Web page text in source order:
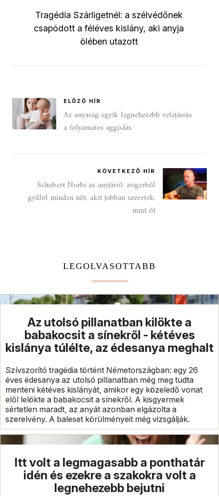
Tragédia Szárligetnél: a szélvédőnek
csapódott a féléves kislány, aki anyja
ölében utazott
ELŐZŐ HÍR
Az anyaság egyik legnehezebb velejárója
a folyamatos aggódás
KÖVETKEZŐ HÍR
Schobert Norbi az anyjáról: zsigerből
gyűlöl minden nőt, akit jobban szeretek,
mint őt
LEGOLVASOTTABB
Az utolsó pillanatban kilökte a
babakocsit a sínekről - kétéves
kislánya túlélte, az édesanya meghalt
Szívszorító tragédia történt Németországban: egy 26
éves édesanya az utolsó pillanatban még meg tudta
menteni kétéves kislányát, amikor egy közeledő vonat
elől lelökte a babakocsit a sínekről. A kisgyermek
sértetlen maradt, az anyát azonban elgázolta a
szerelvény. A baleset körülményeit még vizsgálják.
Itt volt a legmagasabb a ponthatár
idén és ezekre a szakokra volt a
legnehezebb bejutni